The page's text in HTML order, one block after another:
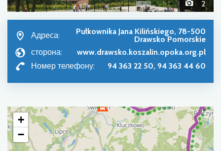
2
Адреса:
Pułkownika Jana Kilińskiego, 78-500
Drawsko Pomorskie
сторона:
www.drawsko.koszalin.opoka.org.pl
Номер телефону:
94 363 22 50, 94 363 44 60
+
−